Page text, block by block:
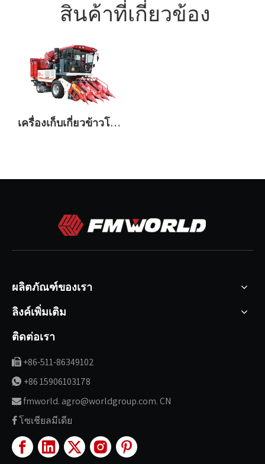
สินค้าที่เกี่ยวข้อง
เครื่องเก็บเกี่ยวข้าวโพด FMWORLD
ผลิตภัณฑ์ของเรา
ลิงค์เพิ่มเติม
ติดต่อเรา
 +86-511-86349102
 +86 15906103178
fmworld. agro@worldgroup.com. CN
โซเชียลมีเดีย